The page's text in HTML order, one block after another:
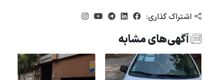
اشتراک گذاری:
آگهی‌های مشابه